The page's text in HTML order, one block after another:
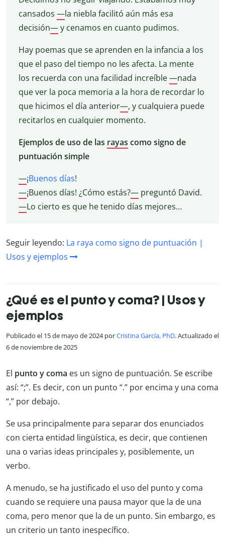
cansados —la niebla facilitó aún más esa
decisión—y cenamos en cuanto pudimos.
Hay poemas que se aprenden en la infancia a los
que el paso del tiempo no les afecta. La mente
los recuerda con una facilidad increíble—nada
que ver la poca memoria a la hora de recordar lo
que hicimos el día anterior—, y cualquiera puede
recitarlos en cualquier momento.
Ejemplos de uso de las rayas como signo de
puntuación simple
—¡Buenos días!
—¡Buenos días! ¿Cómo estás?—preguntó David.
—Lo cierto es que he tenido días mejores…
Seguir leyendo: La raya como signo de puntuación |
Usos y ejemplos
¿Qué es el punto y coma? | Usos y
ejemplos
Publicado el 15 de mayo de 2024 porCristina García, PhD. Actualizado el
6 de noviembre de 2025
El punto y coma es un signo de puntuación. Se escribe
así: “;”. Es decir, con un punto “.” por encima y una coma
“,” por debajo.
Se usa principalmente para separar dos enunciados
con cierta entidad lingüística, es decir, que contienen
una o varias ideas principales y, posiblemente, un
verbo.
A menudo, se ha justificado el uso del punto y coma
cuando se requiere una pausa mayor que la de una
coma, pero menor que la de un punto. Sin embargo, es
un criterio un tanto inespecífico.